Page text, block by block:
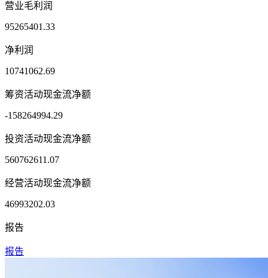
营业毛利润
95265401.33
净利润
10741062.69
筹资活动现金流净额
-158264994.29
投资活动现金流净额
560762611.07
经营活动现金流净额
46993202.03
报告
报告